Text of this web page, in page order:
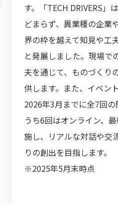
す。「TECH DRIVERS」
どまらず、異業種の企業
界の枠を越えて知見や工
と発展しました。現場で
夫を通じて、ものづくり
供します。また、イベン
2026年3月までに全7回の
うち6回はオンライン、
施し、リアルな対話や交
りの創出を目指します。
※2025年5月末時点